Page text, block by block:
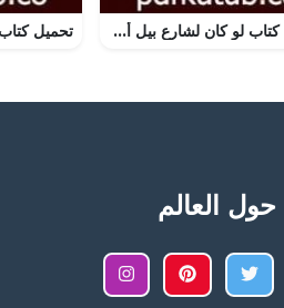
تحميل كتاب لو كان لشارع بيل أن يتكلم PDF تأليف جيمس بالدوين مجانا [كامل]
حول العالم